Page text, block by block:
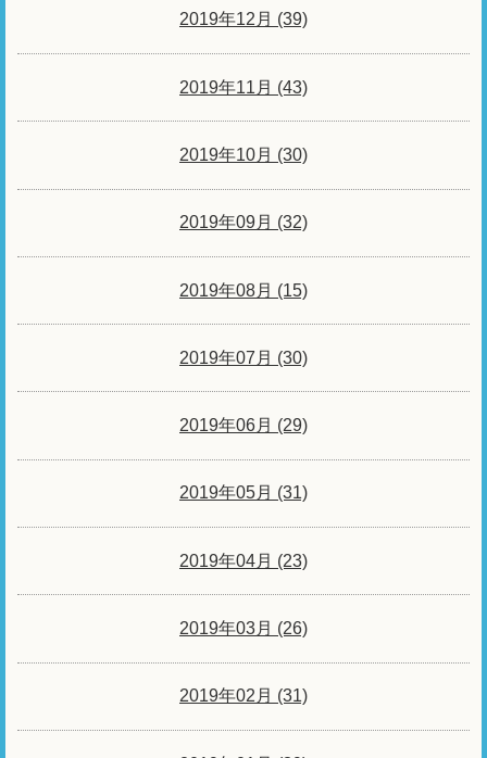
2019年12月 (39)
2019年11月 (43)
2019年10月 (30)
2019年09月 (32)
2019年08月 (15)
2019年07月 (30)
2019年06月 (29)
2019年05月 (31)
2019年04月 (23)
2019年03月 (26)
2019年02月 (31)